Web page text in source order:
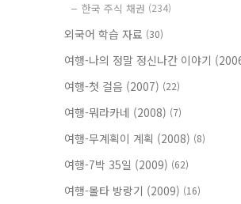
한국 주식 채권 (234)
외국어 학습 자료 (30)
여행-나의 정말 정신나간 이야기
여행-첫 걸음 (2007) (22)
여행-뭐라카네 (2008) (7)
여행-무계획이 계획 (2008) (8)
여행-7박 35일 (2009) (62)
여행-몰타 방랑기 (2009) (16)